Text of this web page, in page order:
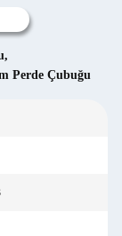
,
Perde Çubuğu